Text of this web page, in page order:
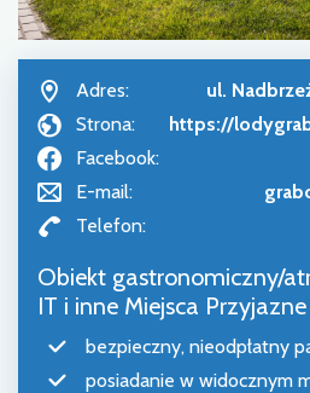
Adres:
ul.
Strona:
https://
Facebook:
E-mail:
Telefon:
Obiekt gastronomiczny/
IT i inne Miejsca
bezpieczny, nieodpłatny
posiadanie w widocznym